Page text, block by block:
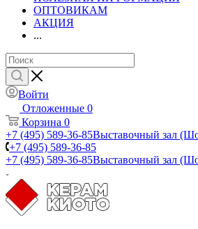
ОПТОВИКАМ
АКЦИЯ
...
Войти
Отложенные 0
Корзина 0
+7 (495) 589-36-85Выставочный зал
+7 (495) 589-36-85
+7 (495) 589-36-85Выставочный зал